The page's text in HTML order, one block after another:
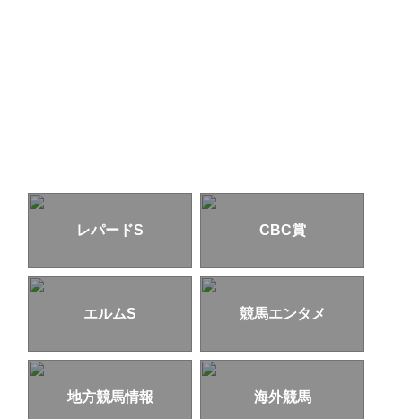
レパードS CBC賞
エルムS 競馬エンタメ
地方競馬情報 海外競馬